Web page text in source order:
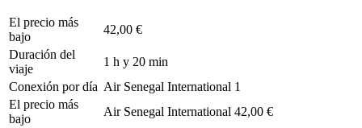
El precio más
bajo
42,00 €
Duración del
viaje
1 h y 20 min
Conexión por día Air Senegal International 1
El precio más
bajo
Air Senegal International 42,00 €